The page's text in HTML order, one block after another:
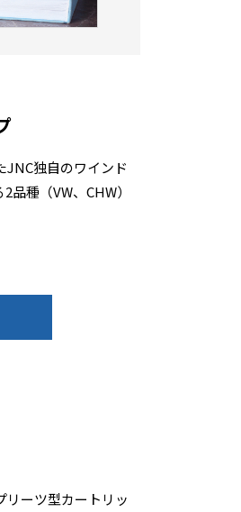
JNC独自のワインド
品種（VW、CHW）
リーツ型カートリッ